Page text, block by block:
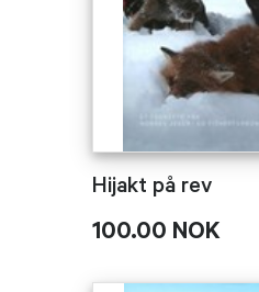
Hijakt på rev
100.00 NOK